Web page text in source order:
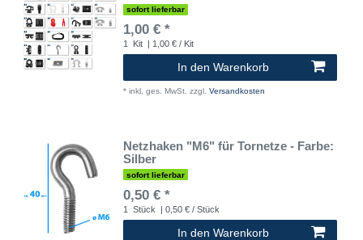
sofort lieferbar
1,00 € *
1 Kit | 1,00 € / Kit
In den Warenkorb
* inkl. ges. MwSt. zzgl. Versandkosten
Netzhaken "M6" für Tornetze - Farbe:
Silber
sofort lieferbar
0,50 € *
1 Stück | 0,50 € / Stück
In den Warenkorb